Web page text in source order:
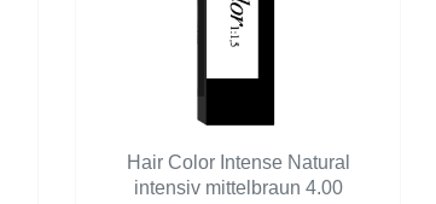
Hair Color Intense Natural
intensiv mittelbraun 4.00